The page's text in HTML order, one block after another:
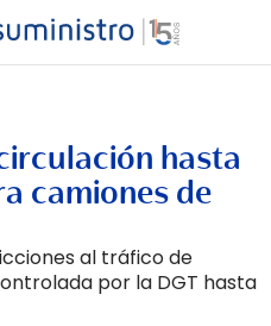
hasta
camiones de
al tráfico de
por la DGT hasta